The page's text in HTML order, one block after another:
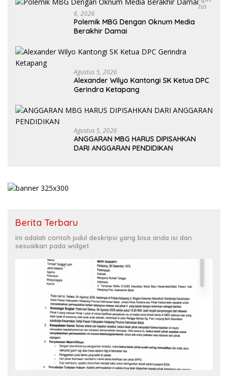
Tus
6, 2026
Polemik MBG Dengan Oknum Media
Berakhir Damai
Agustus 5, 2026
Alexander Wilyo Kantongi SK Ketua DPC
Gerindra Ketapang
Agustus 5, 2026
ANGGARAN MBG HARUS DIPISAHKAN
DARI ANGGARAN PENDIDIKAN
Berita Terbaru
Ini adalah contoh judul deskripsi yang bisa anda isi dan
sesuaikan pada widget